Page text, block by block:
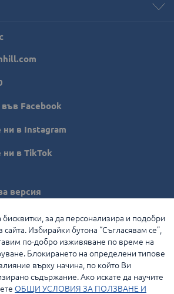
Facebook
ни в Instagram
ни в TikTok
версия
за да персонализира и подобри
Избирайки бутона “Съгласявам се”,
по-добро изживяване по време на
Блокирането на определени типове
върху начина, по който Ви
съдържание. Ако искате да научите
ОБЩИ УСЛОВИЯ ЗА ПОЛЗВАНЕ И